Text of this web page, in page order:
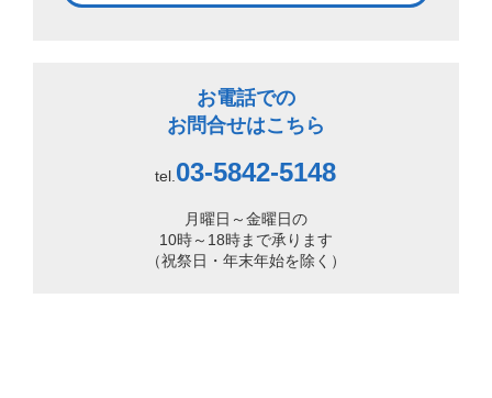
お電話での
お問合せはこちら
tel. 03-5842-5148
月曜日～金曜日の
10時～18時まで承ります
（祝祭日・年末年始を除く）